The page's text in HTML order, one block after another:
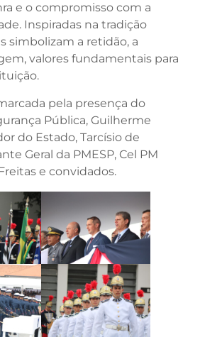
e o compromisso com a
Inspiradas na tradição
simbolizam a retidão, a
valores fundamentais para
pela presença do
Pública, Guilherme
do Estado, Tarcísio de
Geral da PMESP, Cel PM
e convidados.